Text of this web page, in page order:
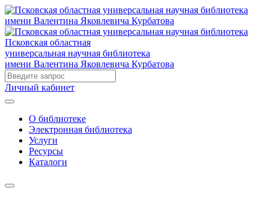
Псковская областная
универсальная научная библиотека
имени Валентина Яковлевича Курбатова
Личный кабинет
О библиотеке
Электронная библиотека
Услуги
Ресурсы
Каталоги